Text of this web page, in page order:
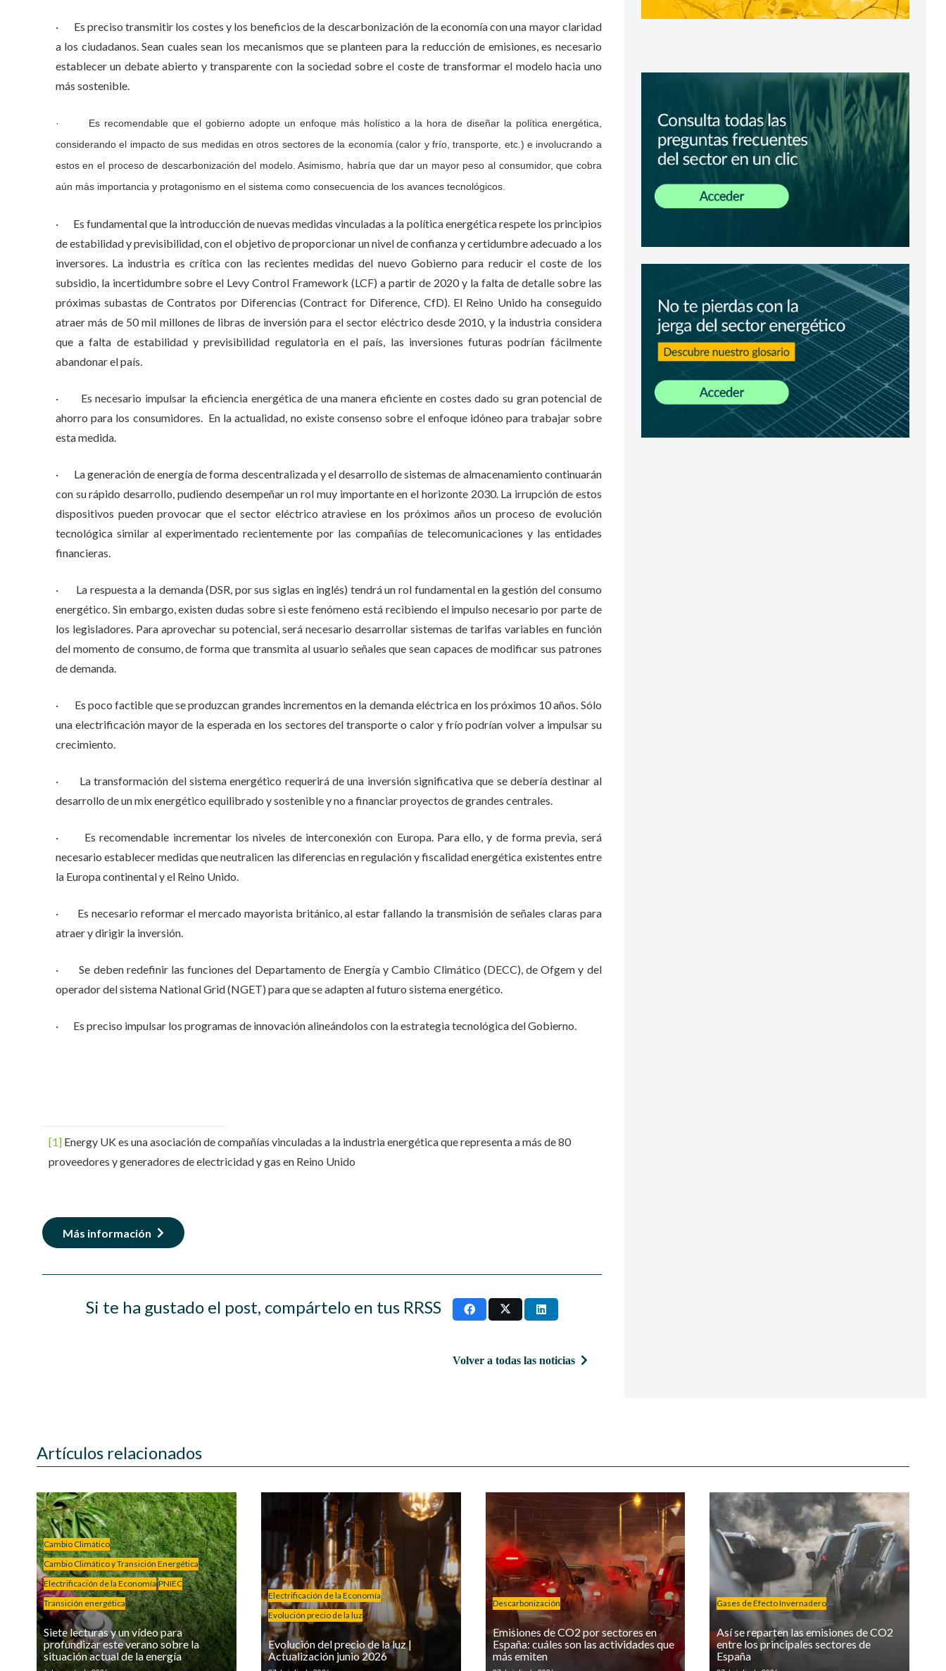
· Es preciso transmitir los costes y los beneficios de la descarbonización de la economía con una mayor claridad
a los ciudadanos. Sean cuales sean los mecanismos que se planteen para la reducción de emisiones, es necesario
establecer un debate abierto y transparente con la sociedad sobre el coste de transformar el modelo hacia uno
más sostenible.
· Es recomendable que el gobierno adopte un enfoque más holístico a la hora de diseñar la política energética,
considerando el impacto de sus medidas en otros sectores de la economía (calor y frío, transporte, etc.) e involucrando a
estos en el proceso de descarbonización del modelo. Asimismo, habría que dar un mayor peso al consumidor, que cobra
aún más importancia y protagonismo en el sistema como consecuencia de los avances tecnológicos.
· Es fundamental que la introducción de nuevas medidas vinculadas a la política energética respete los principios
de estabilidad y previsibilidad, con el objetivo de proporcionar un nivel de confianza y certidumbre adecuado a los
inversores. La industria es crítica con las recientes medidas del nuevo Gobierno para reducir el coste de los
subsidio, la incertidumbre sobre el Levy Control Framework (LCF) a partir de 2020 y la falta de detalle sobre las
próximas subastas de Contratos por Diferencias (Contract for Diference, CfD). El Reino Unido ha conseguido
atraer más de 50 mil millones de libras de inversión para el sector eléctrico desde 2010, y la industria considera
que a falta de estabilidad y previsibilidad regulatoria en el país, las inversiones futuras podrían fácilmente
abandonar el país.
· Es necesario impulsar la eficiencia energética de una manera eficiente en costes dado su gran potencial de
ahorro para los consumidores. En la actualidad, no existe consenso sobre el enfoque idóneo para trabajar sobre
esta medida.
· La generación de energía de forma descentralizada y el desarrollo de sistemas de almacenamiento continuarán
con su rápido desarrollo, pudiendo desempeñar un rol muy importante en el horizonte 2030. La irrupción de estos
dispositivos pueden provocar que el sector eléctrico atraviese en los próximos años un proceso de evolución
tecnológica similar al experimentado recientemente por las compañías de telecomunicaciones y las entidades
financieras.
· La respuesta a la demanda (DSR, por sus siglas en inglés) tendrá un rol fundamental en la gestión del consumo
energético. Sin embargo, existen dudas sobre si este fenómeno está recibiendo el impulso necesario por parte de
los legisladores. Para aprovechar su potencial, será necesario desarrollar sistemas de tarifas variables en función
del momento de consumo, de forma que transmita al usuario señales que sean capaces de modificar sus patrones
de demanda.
· Es poco factible que se produzcan grandes incrementos en la demanda eléctrica en los próximos 10 años. Sólo
una electrificación mayor de la esperada en los sectores del transporte o calor y frío podrían volver a impulsar su
crecimiento.
· La transformación del sistema energético requerirá de una inversión significativa que se debería destinar al
desarrollo de un mix energético equilibrado y sostenible y no a financiar proyectos de grandes centrales.
· Es recomendable incrementar los niveles de interconexión con Europa. Para ello, y de forma previa, será
necesario establecer medidas que neutralicen las diferencias en regulación y fiscalidad energética existentes entre
la Europa continental y el Reino Unido.
· Es necesario reformar el mercado mayorista británico, al estar fallando la transmisión de señales claras para
atraer y dirigir la inversión.
· Se deben redefinir las funciones del Departamento de Energía y Cambio Climático (DECC), de Ofgem y del
operador del sistema National Grid (NGET) para que se adapten al futuro sistema energético.
· Es preciso impulsar los programas de innovación alineándolos con la estrategia tecnológica del Gobierno.
[1] Energy UK es una asociación de compañías vinculadas a la industria energética que representa a más de 80
proveedores y generadores de electricidad y gas en Reino Unido
Más información
Si te ha gustado el post, compártelo en tus RRSS
Volver a todas las noticias
Artículos relacionados
Cambio Climático
Cambio Climático y Transición Energética
Electrificación de la Economía PNIEC
Transición energética
Siete lecturas y un vídeo para
profundizar este verano sobre la
situación actual de la energía
Electrificación de la Economía
Evolución precio de la luz
Evolución del precio de la luz |
Actualización junio 2026
Descarbonización
Emisiones de CO2 por sectores en
España: cuáles son las actividades que
más emiten
Gases de Efecto Invernadero
Así se reparten las emisiones de CO2
entre los principales sectores de
España